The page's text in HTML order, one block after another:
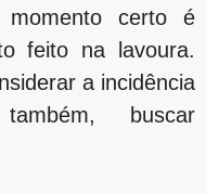
certo é
feito na lavoura.
a incidência
buscar